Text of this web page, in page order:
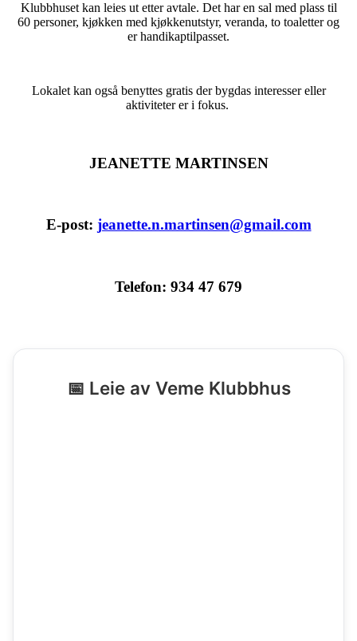
Klubbhuset kan leies ut etter avtale. Det har en sal med plass til
60 personer, kjøkken med kjøkkenutstyr, veranda, to toaletter og
er handikaptilpasset.
Lokalet kan også benyttes gratis der bygdas interesser eller
aktiviteter er i fokus.
JEANETTE MARTINSEN
E-post: jeanette.n.martinsen@gmail.com
Telefon: 934 47 679
📅 Leie av Veme Klubbhus